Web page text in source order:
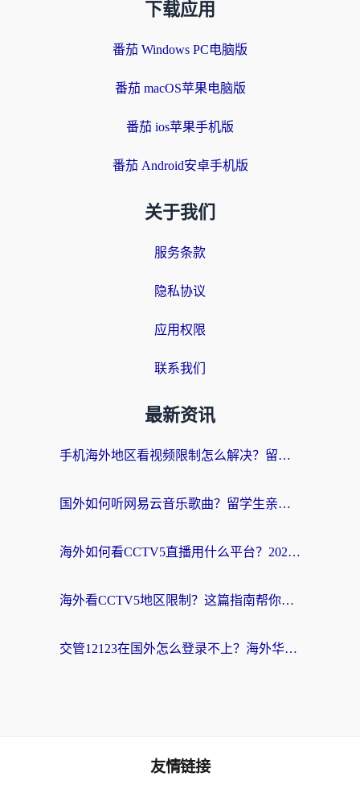
下载应用
番茄 Windows PC电脑版
番茄 macOS苹果电脑版
番茄 ios苹果手机版
番茄 Android安卓手机版
关于我们
服务条款
隐私协议
应用权限
联系我们
最新资讯
手机海外地区看视频限制怎么解决？留学生亲测有效的回国加速器指南
国外如何听网易云音乐歌曲？留学生亲测有效的回国加速方案
海外如何看CCTV5直播用什么平台？2026最新指南：看欧洲杯、中超、奥运不再卡
海外看CCTV5地区限制？这篇指南帮你流畅看欧洲杯、NBA还听中文解说
交管12123在国外怎么登录不上？海外华人必看的回国加速器选择指南
友情链接